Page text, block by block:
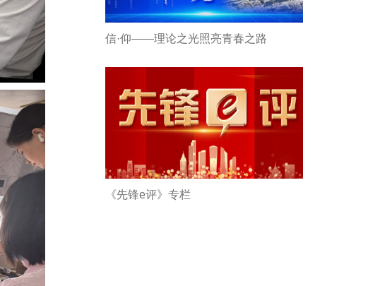
信·仰——理论之光照亮青春之路
《先锋e评》专栏